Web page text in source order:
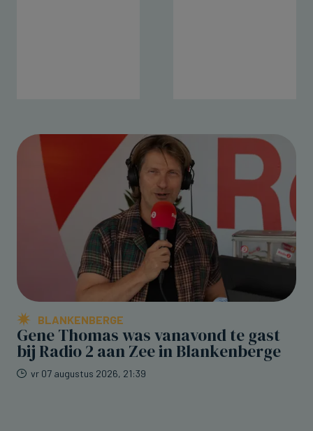
BLANKENBERGE
Gene Thomas was vanavond te gast
bij Radio 2 aan Zee in Blankenberge
vr 07 augustus 2026, 21:39